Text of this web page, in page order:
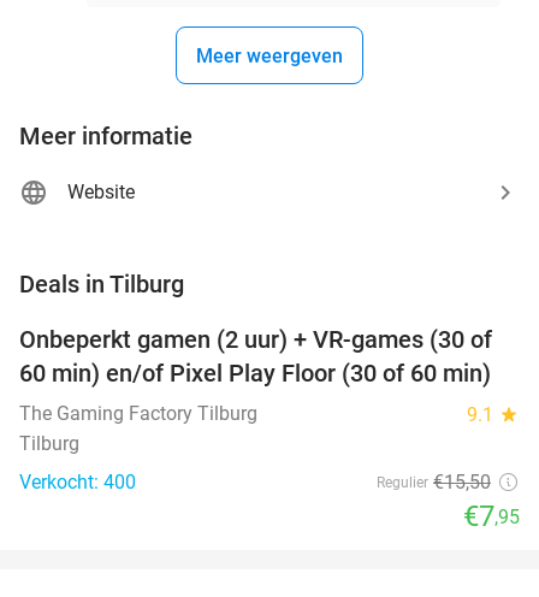
Meer weergeven
Meer informatie
Website
Deals in Tilburg
49%
Onbeperkt gamen (2 uur) + VR-games (30 of
60 min) en/of Pixel Play Floor (30 of 60 min)
The Gaming Factory Tilburg 9.1 star
Tilburg
Verkocht: 400
Regulier €15,50
€7,95